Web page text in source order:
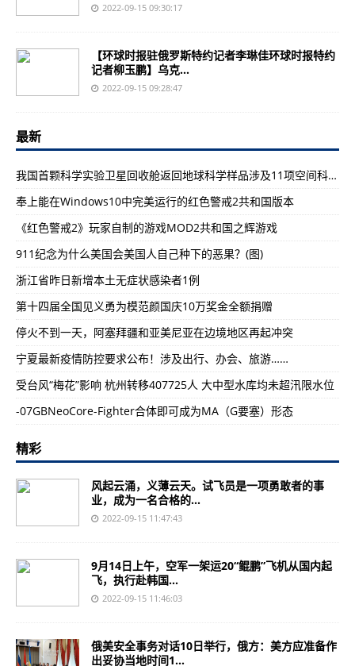
2022-09-15 09:30:17
【环球时报驻俄罗斯特约记者李琳佳环球时报特约
记者柳玉鹏】乌克...
2022-09-15 09:28:47
最新
我国首颗科学实验卫星回收舱返回地球科学样品涉及11项空间科学实验
奉上能在Windows10中完美运行的红色警戒2共和国版本
《红色警戒2》玩家自制的游戏MOD2共和国之辉游戏
911纪念为什么美国会美国人自己种下的恶果？(图)
浙江省昨日新增本土无症状感染者1例
第十四届全国见义勇为模范颜国庆10万奖金全额捐赠
停火不到一天，阿塞拜疆和亚美尼亚在边境地区再起冲突
宁夏最新疫情防控要求公布！涉及出行、办会、旅游……
受台风“梅花”影响 杭州转移407725人 大中型水库均未超汛限水位
-07GBNeoCore-Fighter合体即可成为MA（G要塞）形态
精彩
风起云涌，义薄云天。试飞员是一项勇敢者的事
业，成为一名合格的...
2022-09-15 11:47:43
9月14日上午，空军一架运20“鲲鹏”飞机从国内起
飞，执行赴韩国...
2022-09-15 11:46:03
俄美安全事务对话10日举行，俄方：美方应准备作
出妥协当地时间1...